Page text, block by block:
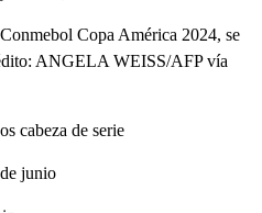
Copa América 2024, se
ANGELA WEISS/AFP vía
cabeza de serie
junio